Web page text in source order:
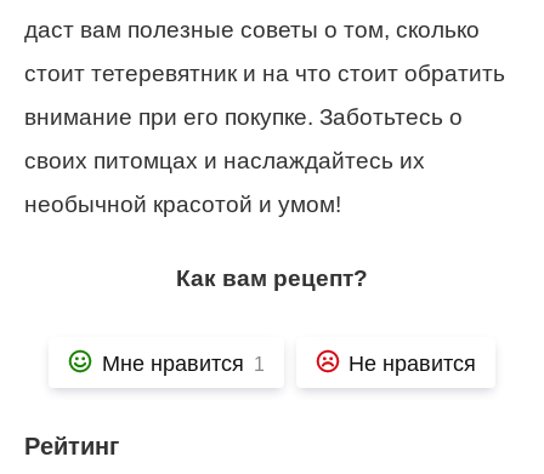
даст вам полезные советы о том, сколько
стоит тетеревятник и на что стоит обратить
внимание при его покупке. Заботьтесь о
своих питомцах и наслаждайтесь их
необычной красотой и умом!
Как вам рецепт?
Мне нравится 1 Не нравится
Рейтинг